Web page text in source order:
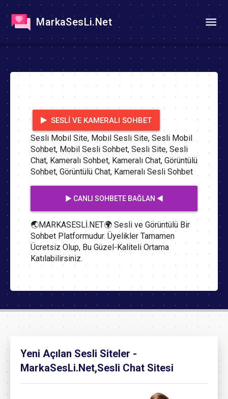
MarkaSesLi.Net
SESLI VE KAMERALI SOHBET
Sesli Mobil Site, Mobil Sesli Site, Sesli Mobil
Sohbet, Mobil Sesli Sohbet, Sesli Site, Sesli
Chat, Kameralı Sohbet, Kameralı Chat, Görüntülü
Sohbet, Görüntülü Chat, Kameralı Sesli Sohbet
▶️ CANLI SOHBETE BAĞLAN ◀️
🌏MARKASESLİ.NET🌍 Sesli ve Görüntülü Bir
Sohbet Platformudur. Üyelikler Tamamen
Ücretsiz Olup, Bu Güzel-Kaliteli Ortama
Katılabilirsiniz.
Yeni Açılan Sesli Siteler -
MarkaSesLi.Net,Sesli Chat Sitesi